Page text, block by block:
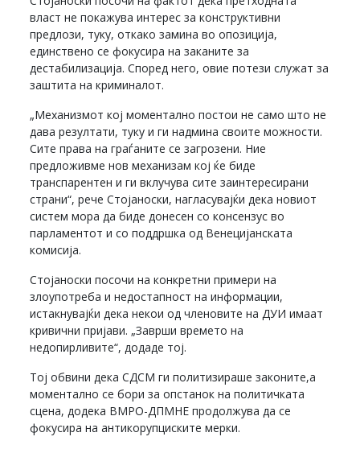
власт не покажува интерес за конструктивни
предлози, туку, откако замина во опозиција,
единствено се фокусира на заканите за
дестабилизација. Според него, овие потези служат за
заштита на криминалот.
„Механизмот кој моментално постои не само што не
дава резултати, туку и ги надмина своите можности.
Сите права на граѓаните се загрозени. Ние
предложивме нов механизам кој ќе биде
транспарентен и ги вклучува сите заинтересирани
страни“, рече Стојаноски, нагласувајќи дека новиот
систем мора да биде донесен со консензус во
парламентот и со поддршка од Венецијанската
комисија.
Стојаноски посочи на конкретни примери на
злоупотреба и недостапност на информации,
истакнувајќи дека некои од членовите на ДУИ имаат
кривични пријави. „Заврши времето на
недопирливите“, додаде тој.
Тој обвини дека СДСМ ги политизираше законите,а
моментално се бори за опстанок на политичката
сцена, додека ВМРО-ДПМНЕ продолжува да се
фокусира на антикорупциските мерки.